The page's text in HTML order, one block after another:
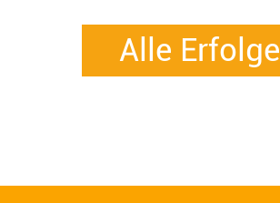
Alle Erfolge